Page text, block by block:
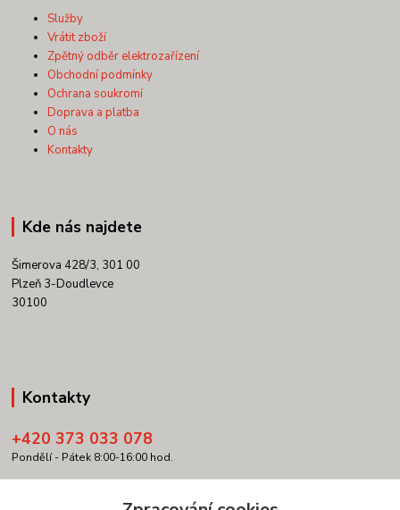
Služby
Vrátit zboží
Zpětný odběr elektrozařízení
Obchodní podmínky
Ochrana soukromí
Doprava a platba
O nás
Kontakty
Kde nás najdete
Šimerova 428/3, 301 00
Plzeň 3-Doudlevce
30100
Kontakty
+420 373 033 078
Pondělí - Pátek 8:00-16:00 hod.